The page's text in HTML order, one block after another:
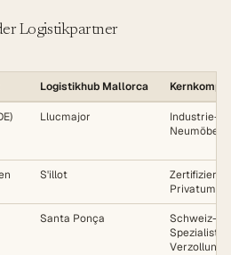
Logistikpartner
Logistikhub Mallorca
Llucmajor
Industrie- &
S'illot
Zertifizierte
Santa Ponça
Schweiz-
Spezialist,
Verzollung